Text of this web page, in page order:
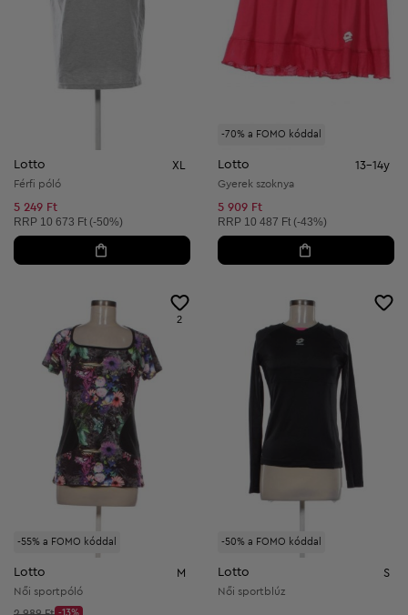
Lotto XL
Férfi póló
5 249 Ft
Ajánlott ár:
RRP 10 673 Ft (-50%)
-70% a FOMO kóddal
Lotto 13-14y
Gyerek szoknya
5 909 Ft
Ajánlott ár:
RRP 10 487 Ft (-43%)
-55% a FOMO kóddal
2
Lotto M
Női sportpóló
Kezdő ár:-13%
-50% a FOMO kóddal
Lotto S
Női sportblúz